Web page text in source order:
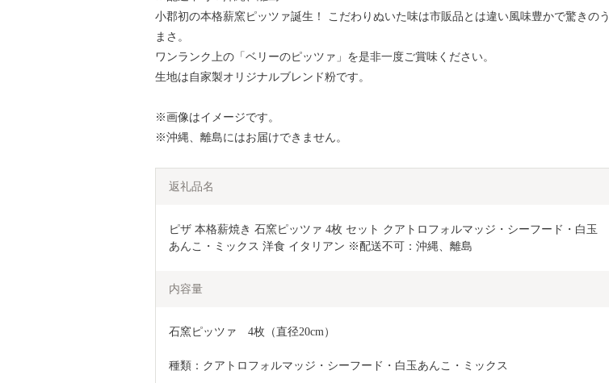
小郡初の本格薪窯ピッツァ誕生！ こだわりぬいた味は市販品とは違い風味豊かで驚きのう
まさ。
ワンランク上の「ベリーのピッツァ」を是非一度ご賞味ください。
生地は自家製オリジナルブレンド粉です。
※画像はイメージです。
※沖縄、離島にはお届けできません。
返礼品名
ピザ 本格薪焼き 石窯ピッツァ 4枚 セット クアトロフォルマッジ・シーフード・白玉
あんこ・ミックス 洋食 イタリアン ※配送不可：沖縄、離島
内容量
石窯ピッツァ　4枚（直径20cm）
種類：クアトロフォルマッジ・シーフード・白玉あんこ・ミックス